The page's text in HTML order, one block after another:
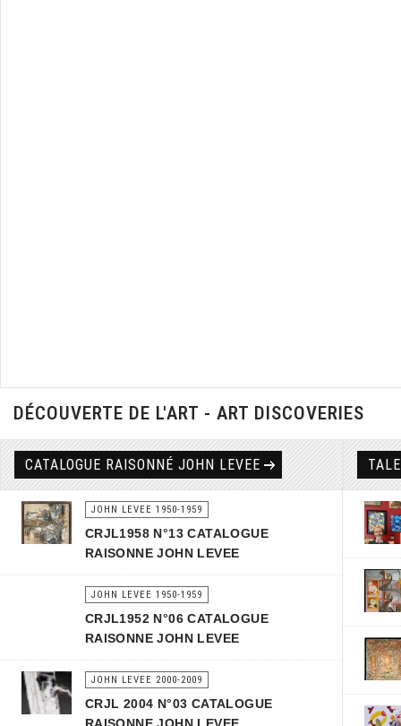
DÉCOUVERTE DE L'ART - ART DISCOVERIES
CATALOGUE RAISONNÉ JOHN LEVEE
JOHN LEVEE 1950-1959
CRJL1958 N°13 CATALOGUE
RAISONNE JOHN LEVEE
JOHN LEVEE 1950-1959
CRJL1952 N°06 CATALOGUE
RAISONNE JOHN LEVEE
JOHN LEVEE 2000-2009
CRJL 2004 N°03 CATALOGUE